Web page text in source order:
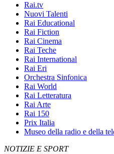
Rai.tv
Nuovi Talenti
Rai Educational
Rai Fiction
Rai Cinema
Rai Teche
Rai International
Rai Eri
Orchestra Sinfonica
Rai World
Rai Letteratura
Rai Arte
Rai 150
Prix Italia
Museo della radio e della
NOTIZIE E SPORT